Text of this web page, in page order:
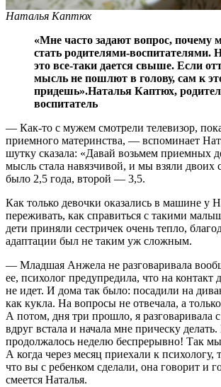
Наталья Каптюх
«Мне часто задают вопрос,
стать родителями-воспитателями.
это все-таки дается свыше. Если
мысль не пошлют в голову, сам к
придешь».Наталья Каптюх,
воспитатель
— Как-то с мужем смотрели телевизор,
приемного материнства, — вспоминает
шутку сказала: «Давай возьмем приемных
мысль стала навязчивой, и мы взяли двоих
было 2,5 года, второй — 3,5.
Как только девочки оказались в машине у
переживать, как справиться с такими
дети приняли сестричек очень тепло,
адаптации был не таким уж сложным.
— Младшая Анжела не разговаривала
ее, психолог предупредила, что на контакт
не идет. И дома так было: посадили на
как кукла. На вопросы не отвечала, а
А потом, дня три прошло, я разговаривала
вдруг встала и начала мне прическу
продолжалось неделю беспрерывно! Так
А когда через месяц приехали к психологу,
что вы с ребенком сделали, она говорит и
смеется Наталья.